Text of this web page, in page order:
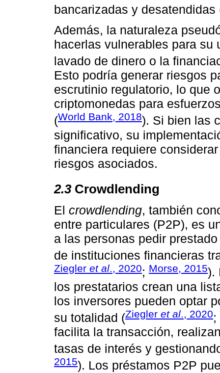
bancarizadas y desatendidas
Además, la naturaleza
hacerlas vulnerables para
lavado de dinero o la
Esto podría generar riesgos
escrutinio regulatorio, lo que
criptomonedas para
(World Bank, 2018). Si bien las
significativo, su
financiera requiere
riesgos asociados.
2.3Crowdlending
El crowdlending, también
entre particulares (P2P), es
a las personas pedir
de instituciones financieras
Ziegler et al., 2020; Morse, 2015).
los prestatarios crean una
los inversores pueden optar
su totalidad (Ziegler et al., 2020;
facilita la transacción,
tasas de interés y
2015). Los préstamos P2P